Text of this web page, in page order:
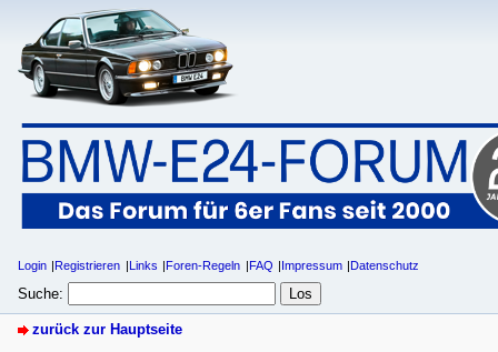
Login Registrieren Links Foren-Regeln FAQ Impressum Datenschutz
Suche:
zurück zur Hauptseite